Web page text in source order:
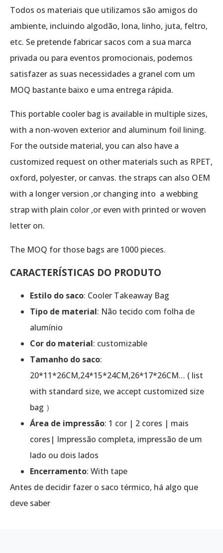
Todos os materiais que utilizamos são amigos do
ambiente, incluindo algodão, lona, linho, juta, feltro,
etc. Se pretende fabricar sacos com a sua marca
privada ou para eventos promocionais, podemos
satisfazer as suas necessidades a granel com um
MOQ bastante baixo e uma entrega rápida.
This portable cooler bag is available in multiple sizes,
with a non-woven exterior and aluminum foil lining.
For the outside material, you can also have a
customized request on other materials such as RPET,
oxford, polyester, or canvas. the straps can also OEM
with a longer version ,or changing into a webbing
strap with plain color ,or even with printed or woven
letter on.
The MOQ for those bags are 1000 pieces.
CARACTERÍSTICAS DO PRODUTO
Estilo do saco: Cooler Takeaway Bag
Tipo de material: Não tecido com folha de
alumínio
Cor do material: customizable
Tamanho do saco:
20*11*26CM,24*15*24CM,26*17*26CM… ( list
with standard size, we accept customized size
bag ）
Área de impressão: 1 cor | 2 cores | mais
cores| Impressão completa, impressão de um
lado ou dois lados
Encerramento: With tape
Antes de decidir fazer o saco térmico, há algo que
deve saber